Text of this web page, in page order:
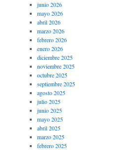
junio 2026
mayo 2026
abril 2026
marzo 2026
febrero 2026
enero 2026
diciembre 2025
noviembre 2025
octubre 2025
septiembre 2025
agosto 2025
julio 2025
junio 2025
mayo 2025
abril 2025
marzo 2025
febrero 2025